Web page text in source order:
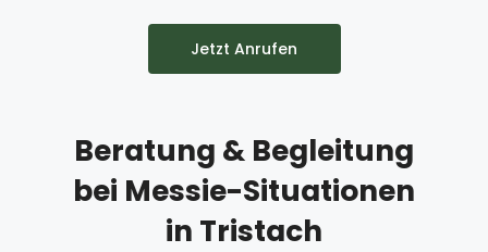
Jetzt Anrufen
Beratung & Begleitung
bei Messie-Situationen
in Tristach